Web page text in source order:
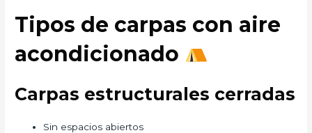
Tipos de carpas con aire
acondicionado
Carpas estructurales cerradas
Sin espacios abiertos